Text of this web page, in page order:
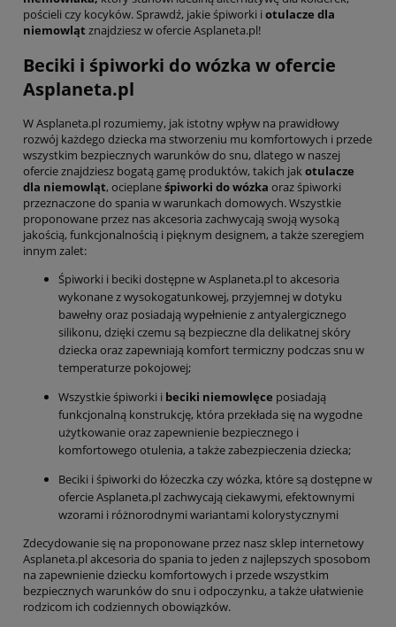
pościeli czy kocyków. Sprawdź, jakie śpiworki i otulacze dla
niemowląt znajdziesz w ofercie Asplaneta.pl!
Beciki i śpiworki do wózka w ofercie
Asplaneta.pl
W Asplaneta.pl rozumiemy, jak istotny wpływ na prawidłowy
rozwój każdego dziecka ma stworzeniu mu komfortowych i przede
wszystkim bezpiecznych warunków do snu, dlatego w naszej
ofercie znajdziesz bogatą gamę produktów, takich jakotulacze
dla niemowląt, ocieplaneśpiworki do wózka oraz śpiworki
przeznaczone do spania w warunkach domowych. Wszystkie
proponowane przez nas akcesoria zachwycają swoją wysoką
jakością, funkcjonalnością i pięknym designem, a także szeregiem
innym zalet:
Śpiworki i beciki dostępne w Asplaneta.pl to akcesoria
wykonane z wysokogatunkowej, przyjemnej w dotyku
bawełny oraz posiadają wypełnienie z antyalergicznego
silikonu, dzięki czemu są bezpieczne dla delikatnej skóry
dziecka oraz zapewniają komfort termiczny podczas snu w
temperaturze pokojowej;
Wszystkie śpiworki i beciki niemowlęce posiadają
funkcjonalną konstrukcję, która przekłada się na wygodne
użytkowanie oraz zapewnienie bezpiecznego i
komfortowego otulenia, a także zabezpieczenia dziecka;
Beciki i śpiworki do łóżeczka czy wózka, które są dostępne w
ofercie Asplaneta.pl zachwycają ciekawymi, efektownymi
wzorami i różnorodnymi wariantami kolorystycznymi
Zdecydowanie się na proponowane przez nasz sklep internetowy
Asplaneta.pl akcesoria do spania to jeden z najlepszych sposobom
na zapewnienie dziecku komfortowych i przede wszystkim
bezpiecznych warunków do snu i odpoczynku, a także ułatwienie
rodzicom ich codziennych obowiązków.